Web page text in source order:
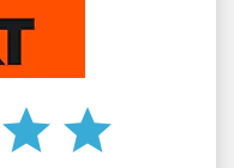
star star